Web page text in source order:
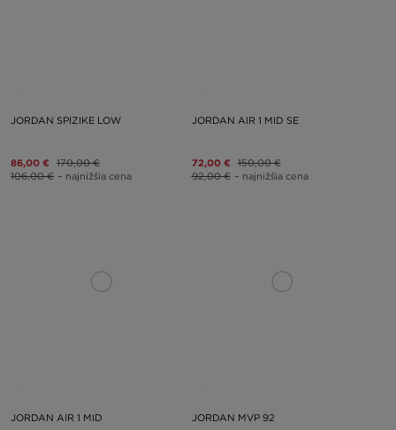
JORDAN SPIZIKE LOW
86,00 € 170,00 €
106,00 € – najnižšia cena
JORDAN AIR 1 MID SE
72,00 € 150,00 €
92,00 € – najnižšia cena
JORDAN AIR 1 MID JORDAN MVP 92